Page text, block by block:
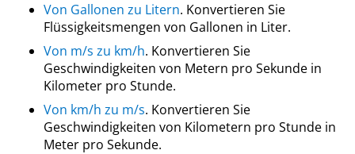
Von Gallonen zu Litern. Konvertieren Sie
Flüssigkeitsmengen von Gallonen in Liter.
Von m/s zu km/h. Konvertieren Sie
Geschwindigkeiten von Metern pro Sekunde in
Kilometer pro Stunde.
Von km/h zu m/s. Konvertieren Sie
Geschwindigkeiten von Kilometern pro Stunde in
Meter pro Sekunde.